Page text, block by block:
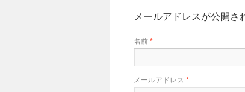
メールアドレスが公開さ
名前*
メールアドレス *